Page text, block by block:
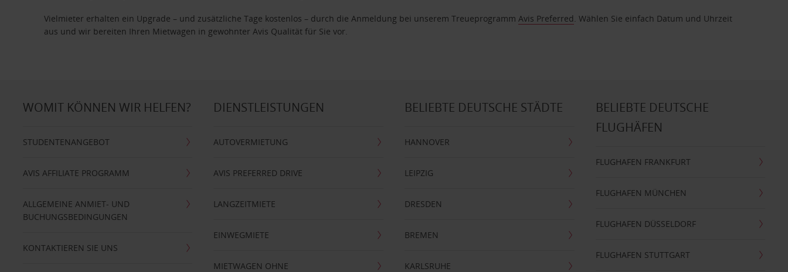
Vielmieter erhalten ein Upgrade – und zusätzliche Tage kostenlos – durch die Anmeldung bei unserem TreueprogrammAvis Preferred. Wählen Sie einfach Datum und Uhrzeit
aus und wir bereiten Ihren Mietwagen in gewohnter Avis Qualität für Sie vor.
WOMIT KÖNNEN WIR HELFEN?
STUDENTENANGEBOT
AVIS AFFILIATE PROGRAMM
ALLGEMEINE ANMIET- UND
BUCHUNGSBEDINGUNGEN
KONTAKTIEREN SIE UNS
DIENSTLEISTUNGEN
AUTOVERMIETUNG
AVIS PREFERRED DRIVE
LANGZEITMIETE
EINWEGMIETE
MIETWAGEN OHNE
BELIEBTE DEUTSCHE STÄDTE
HANNOVER
LEIPZIG
DRESDEN
BREMEN
KARLSRUHE
BELIEBTE DEUTSCHE
FLUGHÄFEN
FLUGHAFEN FRANKFURT
FLUGHAFEN MÜNCHEN
FLUGHAFEN DÜSSELDORF
FLUGHAFEN STUTTGART